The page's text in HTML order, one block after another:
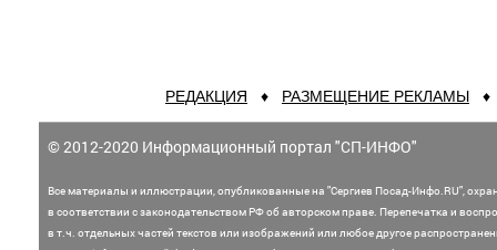
РЕДАКЦИЯ ♦ РАЗМЕЩЕНИЕ РЕКЛАМЫ
© 2012-2020 Информационный портал "СП-ИНФО"
Все материалы и иллюстрации,опубликованные на "Сергиев Посад-Инфо.RU",
в соответствии с законодательством РФ об авторском праве. Перепечатка и
в т.ч. отдельных частей текстов или изображений или любое другое